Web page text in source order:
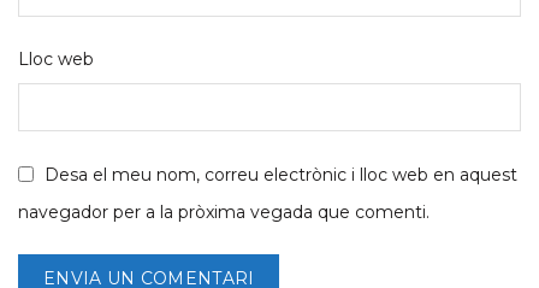
Lloc web
Desa el meu nom, correu electrònic i lloc web en aquest
navegador per a la pròxima vegada que comenti.